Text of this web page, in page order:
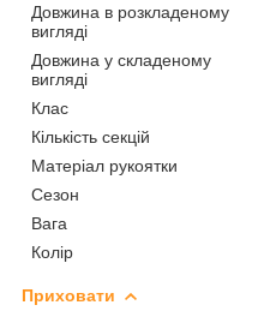
Довжина в розкладеному
вигляді
Довжина у складеному
вигляді
Клас
Кількість секцій
Матеріал рукоятки
Сезон
Вага
Колір
Приховати